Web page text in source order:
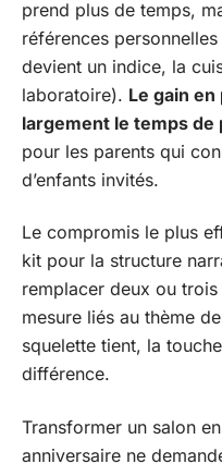
prend plus de temps,
références
devient un indice, la
laboratoire). Le gain
largement le temps
pour les parents qui
d’enfants invités.
Le compromis le plus
kit pour la structure
remplacer deux ou
mesure liés au thème
squelette tient, la
différence.
Transformer un salon
anniversaire ne